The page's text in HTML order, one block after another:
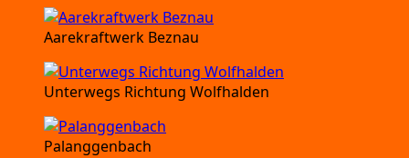
Aarekraftwerk Beznau
Unterwegs Richtung Wolfhalden
Palanggenbach